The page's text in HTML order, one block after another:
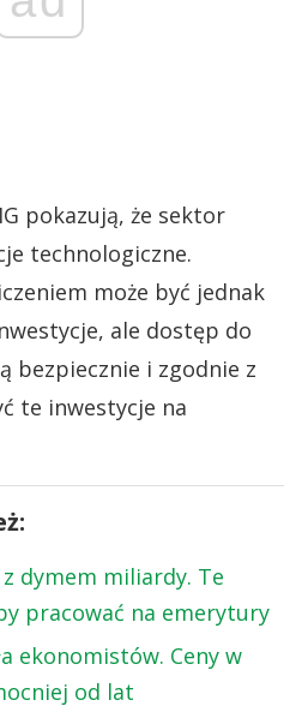
pokazują, że sektor
technologiczne.
może być jednak
ale dostęp do
bezpiecznie i zgodnie z
te inwestycje na
dymem miliardy. Te
pracować na emerytury
ekonomistów. Ceny w
od lat